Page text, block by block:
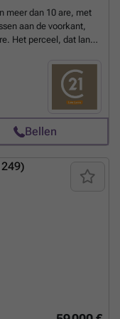
meer dan 10 are, met
aan de voorkant,
Het perceel, dat langs
Voorgevel van
meter. Westelijke
voorbehoud van
Bellen